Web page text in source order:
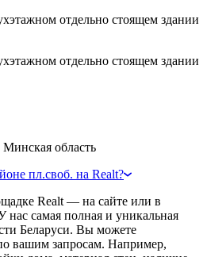
отдельно стоящем здании
отдельно стоящем здании
область
пл.своб. на Realt?
Realt — на сайте или в
самая полная и уникальная
Беларуси. Вы можете
вашим запросам. Например,